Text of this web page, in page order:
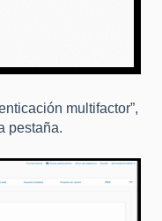
multifactor”,
pestaña.